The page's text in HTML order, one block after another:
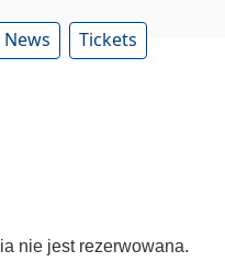
News Tickets
nie jest rezerwowana.